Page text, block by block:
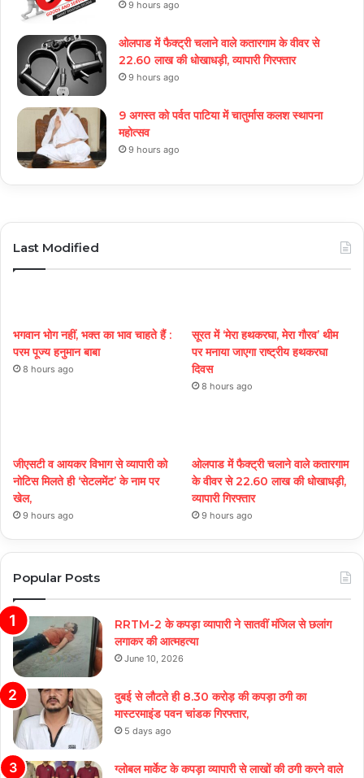
9 hours ago
ओलपाड में फैक्ट्री चलाने वाले कतारगाम के वीवर से
22.60 लाख की धोखाधड़ी, व्यापारी गिरफ्तार
9 hours ago
9 अगस्त को पर्वत पाटिया में चातुर्मास कलश स्थापना
महोत्सव
9 hours ago
Last Modified
भगवान भोग नहीं, भक्त का भाव चाहते हैं :
परम पूज्य हनुमान बाबा
8 hours ago
सूरत में ‘मेरा हथकरघा, मेरा गौरव’ थीम
पर मनाया जाएगा राष्ट्रीय हथकरघा
दिवस
8 hours ago
जीएसटी व आयकर विभाग से व्यापारी को
नोटिस मिलते ही ‘सेटलमेंट’ के नाम पर
खेल,
9 hours ago
ओलपाड में फैक्ट्री चलाने वाले कतारगाम
के वीवर से 22.60 लाख की धोखाधड़ी,
व्यापारी गिरफ्तार
9 hours ago
Popular Posts
RRTM-2 के कपड़ा व्यापारी ने सातवीं मंजिल से छलांग
लगाकर की आत्महत्या
June 10, 2026
दुबई से लौटते ही 8.30 करोड़ की कपड़ा ठगी का
मास्टरमाइंड पवन चांडक गिरफ्तार,
5 days ago
ग्लोबल मार्केट के कपड़ा व्यापारी से लाखों की ठगी करने वाले